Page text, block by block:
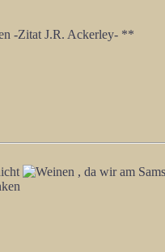
-Zitat J.R. Ackerley- **
, da wir am